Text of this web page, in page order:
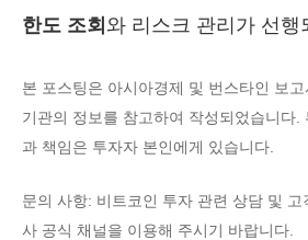
한도 조회 와 리스크 관리가 선행
본 포스팅은 아시아경제 및 번스타인 보
기관의 정보를 참고하여 작성되었습니다.
과 책임은 투자자 본인에게 있습니다.
문의 사항: 비트코인 투자 관련 상담 및
사 공식 채널을 이용해 주시기 바랍니다.